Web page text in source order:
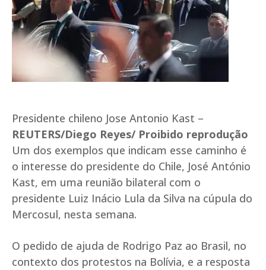
Presidente chileno Jose Antonio Kast –
REUTERS/Diego Reyes/ Proibido reprodução
Um dos exemplos que indicam esse caminho é
o interesse do presidente do Chile, José António
Kast, em uma reunião bilateral com o
presidente Luiz Inácio Lula da Silva na cúpula do
Mercosul, nesta semana.
O pedido de ajuda de Rodrigo Paz ao Brasil, no
contexto dos protestos na Bolívia, e a resposta